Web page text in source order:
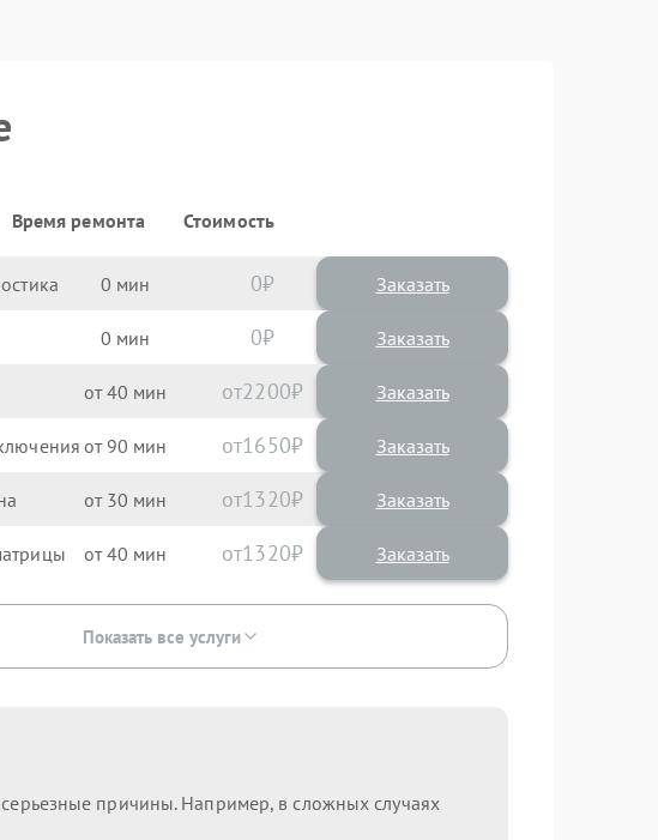
Время ремонта Стоимость
0 0 Заказать
0 0 Заказать
40 2200
90 1650
30 1320
40 1320
Показать все услуги
причины. Например, в сложных случаях